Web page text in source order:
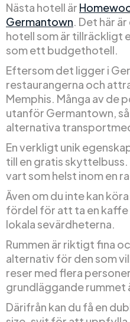
Nästa hotell är
Germantown. Det här
hotell som är tillräckligt
som ett budgethotell.
Eftersom det ligger i
restaurangerna och
Memphis. Många av de
utanför Germantown,
alternativa
En verkligt unik
till en gratis
vart som helst inom en
Även om du inte kan
fördel för att ta en kaffe
lokala sevärdheterna.
Rummen är riktigt fina
alternativ för den som
reser med flera
grundläggande rummet
Därifrån kan du få en